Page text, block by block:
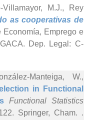
M.J., Rey
as cooperativas de
Economía, Emprego e
Dep. Legal: C-
Manteiga, W.,
in Functional
Functional Statistics
Springer, Cham. .